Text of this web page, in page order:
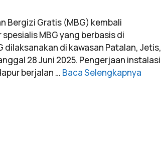
Bergizi Gratis (MBG) kembali
MBG yang berbasis di
dilaksanakan di kawasan Patalan, Jetis,
28 Juni 2025. Pengerjaan instalasi
berjalan … Baca Selengkapnya